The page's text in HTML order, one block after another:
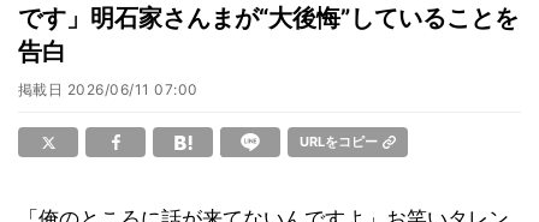
です」明石家さんまが“大後悔”していることを
告白
掲載日 2026/06/11 07:00
URLをコピー